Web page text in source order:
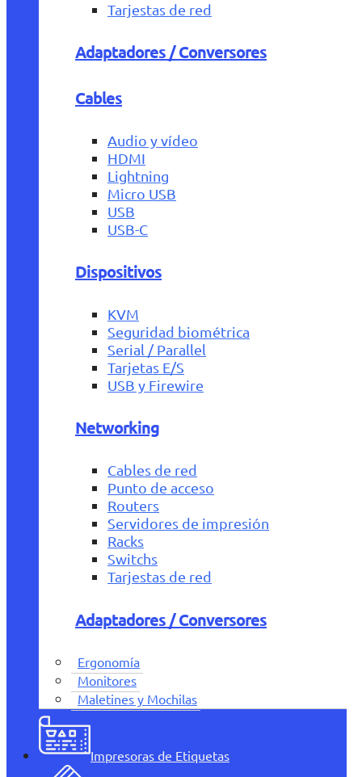
Tarjestas de red
Adaptadores / Conversores
Cables
Audio y vídeo
HDMI
Lightning
Micro USB
USB
USB-C
Dispositivos
KVM
Seguridad biométrica
Serial / Parallel
Tarjetas E/S
USB y Firewire
Networking
Cables de red
Punto de acceso
Routers
Servidores de impresión
Racks
Switchs
Tarjestas de red
Adaptadores / Conversores
Ergonomía
Monitores
Maletines y Mochilas
Impresoras de Etiquetas